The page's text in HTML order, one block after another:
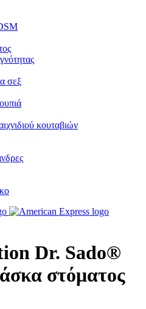
σεξ
κουταβιών
Dr. Sado®
στόματος